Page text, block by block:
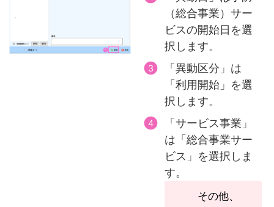
（総合事業）サー
ビスの開始日を選
択します。
「異動区分」は
「利用開始」を選
択します。
「サービス事業」
は「総合事業サー
ビス」を選択しま
す。
その他、